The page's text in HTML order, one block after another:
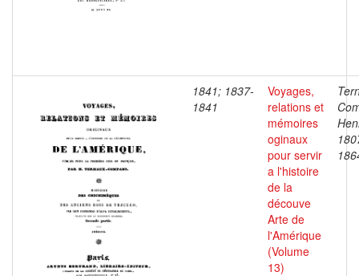
1841; 1837-
1841
Voyages,
relations et
mémoires
oginaux
pour servir
a l'histoire
de la
découve
Arte de
l'Amérique
(Volume
13)